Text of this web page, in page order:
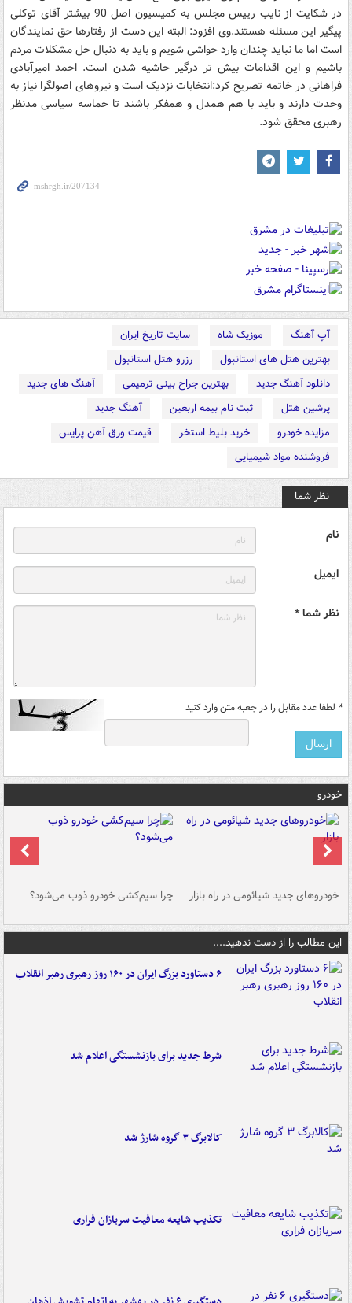
در شکایت از نایب رییس مجلس به کمیسیون اصل 90 بیشتر آقای توکلی
پیگیر این مسئله هستند.وی افزود: البته این دست از رفتارها حق نمایندگان
است اما ما نباید چندان وارد حواشی شویم و باید به دنبال حل مشکلات مردم
باشیم و این اقدامات بیش تر درگیر حاشیه شدن است. احمد امیرآبادی
فراهانی در خاتمه تصریح کرد:انتخابات نزدیک است و نیروهای اصولگرا نیاز به
وحدت دارند و باید با هم همدل و همفکر باشند تا حماسه سیاسی مدنظر
رهبری محقق شود.
آپ آهنگ موزیک شاه
سایت تاریخ ایران
بهترین هتل های استانبول
رزرو هتل استانبول
دانلود آهنگ جدید
بهترین جراح بینی ترمیمی
آهنگ های جدید
پرشین هتل
ثبت نام بیمه اربعین
آهنگ جدید
مزایده خودرو
خرید بلیط استخر
قیمت ورق آهن پرایس
فروشنده مواد شیمیایی
نظر شما
نام
ایمیل
نظر شما *
* لطفا عدد مقابل را در جعبه متن وارد کنید
خودرو
خودروهای جدید شیائومی در راه بازار چرا سیم‌کشی خودرو ذوب می‌شود؟
این مطالب را از دست ندهید....
۶ دستاورد بزرگ ایران در ۱۶۰ روز رهبری رهبر انقلاب
شرط جدید برای بازنشستگی اعلام شد
کالابرگ ۳ گروه شارژ شد
تکذیب شایعه معافیت سربازان فراری